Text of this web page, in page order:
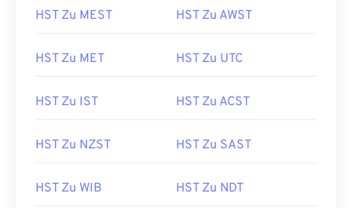
HST Zu MEST HST Zu AWST
HST Zu MET HST Zu UTC
HST Zu IST HST Zu ACST
HST Zu NZST HST Zu SAST
HST Zu WIB HST Zu NDT